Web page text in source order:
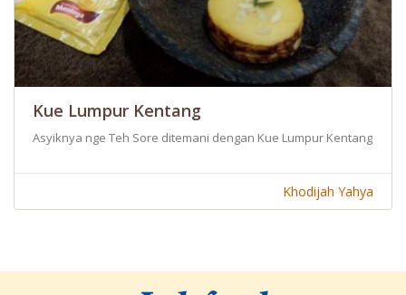
Kue Lumpur Kentang
Asyiknya nge Teh Sore ditemani dengan Kue Lumpur Kentang
Khodijah Yahya